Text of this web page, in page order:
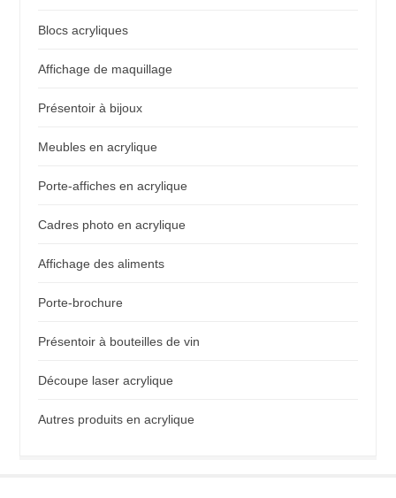
Blocs acryliques
Affichage de maquillage
Présentoir à bijoux
Meubles en acrylique
Porte-affiches en acrylique
Cadres photo en acrylique
Affichage des aliments
Porte-brochure
Présentoir à bouteilles de vin
Découpe laser acrylique
Autres produits en acrylique